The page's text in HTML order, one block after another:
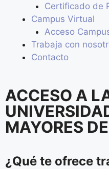
Certificado de
Campus Virtual
Acceso
Trabaja con
Contacto
ACCESO A
MAYORES
¿Qué te ofrece